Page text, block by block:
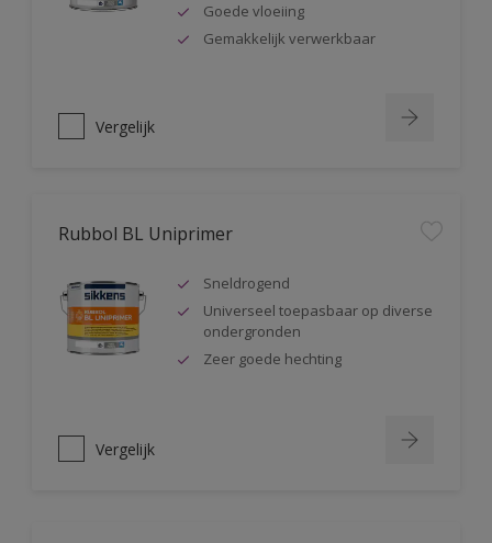
Goede vloeiing
Gemakkelijk verwerkbaar
Vergelijk
Rubbol BL Uniprimer
Sneldrogend
Universeel toepasbaar op diverse
ondergronden
Zeer goede hechting
Vergelijk